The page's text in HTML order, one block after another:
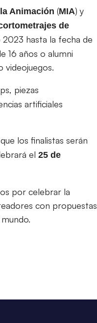
Animación (MIA) y
de
2023 hasta la fecha de
16 años o alumni
videojuegos.
piezas
artificiales
los finalistas serán
el 25 de
por celebrar la
con propuestas